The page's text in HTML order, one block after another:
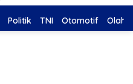
Politik TNI Otomotif